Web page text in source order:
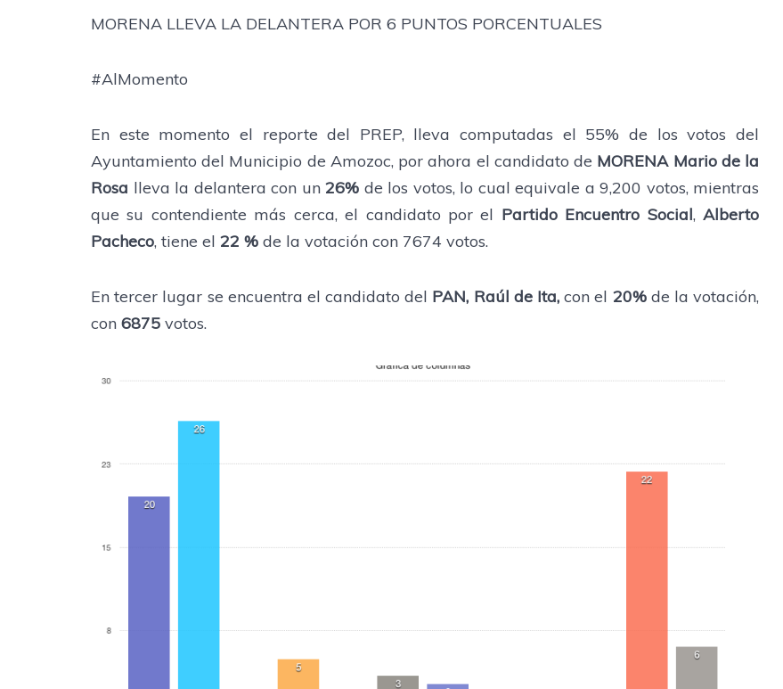
MORENA LLEVA LA DELANTERA POR 6 PUNTOS PORCENTUALES
#AlMomento
En este momento el reporte del PREP, lleva computadas el 55% de los votos del
Ayuntamiento del Municipio de Amozoc, por ahora el candidato de MORENA Mario de la
Rosa lleva la delantera con un 26% de los votos, lo cual equivale a 9,200 votos, mientras
que su contendiente más cerca, el candidato por el Partido Encuentro Social,Alberto
Pacheco, tiene el 22 % de la votación con 7674 votos.
En tercer lugar se encuentra el candidato del PAN, Raúl de Ita,con el 20%de la votación,
con 6875 votos.